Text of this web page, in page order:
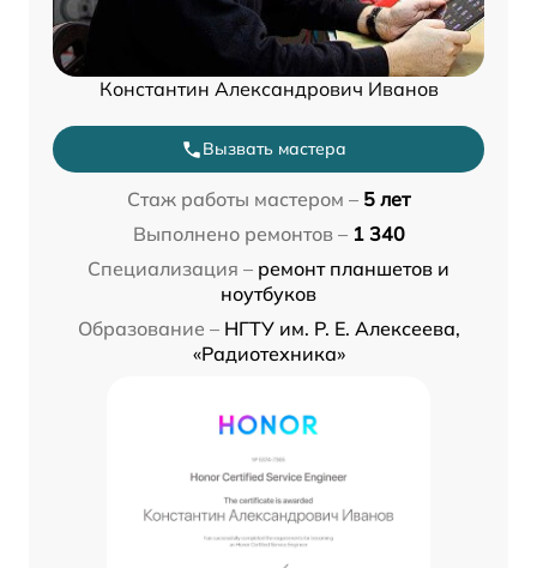
Константин Александрович Иванов
Вызвать мастера
Стаж работы мастером – 5 лет
Выполнено ремонтов – 1 340
Специализация – ремонт планшетов и
ноутбуков
Образование – НГТУ им. Р. Е. Алексеева,
«Радиотехника»